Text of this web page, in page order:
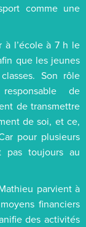
comme une
à l’école à 7 h le
que les jeunes
Son rôle
de
de transmettre
de soi, et ce,
pour plusieurs
pas toujours au
parvient à
financiers
des activités